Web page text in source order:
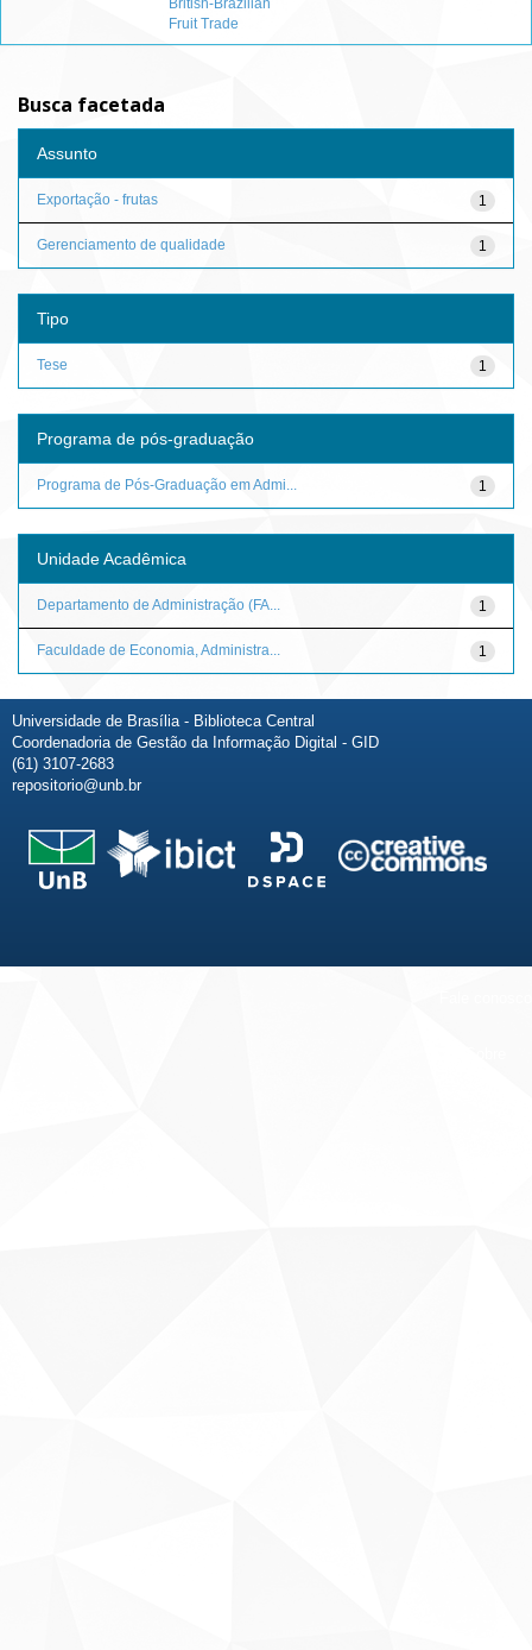
British-Brazilian
Fruit Trade
Busca facetada
Assunto
1
Exportação - frutas
1
Gerenciamento de qualidade
Tipo
1
Tese
Programa de pós-graduação
1
Programa de Pós-Graduação em Admi...
Unidade Acadêmica
1
Departamento de Administração (FA...
1
Faculdade de Economia, Administra...
Universidade de Brasília - Biblioteca Central
Coordenadoria de Gestão da Informação Digital - GID
(61) 3107-2683
repositorio@unb.br